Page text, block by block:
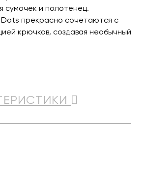
сумочек и полотенец.
прекрасно сочетаются с
крючков, создавая необычный